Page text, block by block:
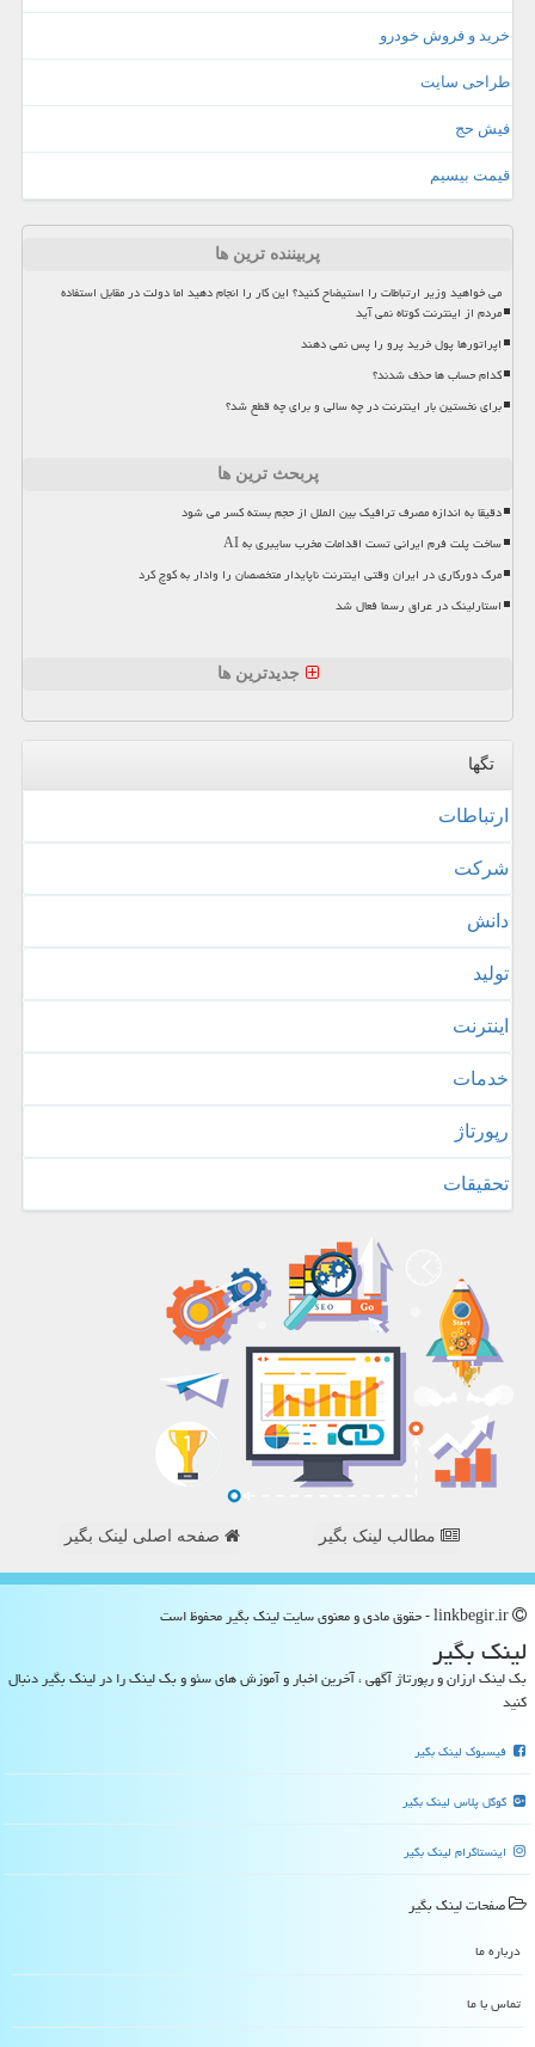
خرید و فروش خودرو
طراحی سایت
فیش حج
قیمت بیسیم
پربیننده ترین ها
می خواهید وزیر ارتباطات را استیضاح کنید؟ این کار را انجام دهید اما دولت در مقابل استفاده
مردم از اینترنت کوتاه نمی آید
اپراتورها پول خرید پرو را پس نمی دهند
کدام حساب ها حذف شدند؟
برای نخستین بار اینترنت در چه سالی و برای چه قطع شد؟
پربحث ترین ها
دقیقا به اندازه مصرف ترافیک بین الملل از حجم بسته کسر می شود
ساخت پلت فرم ایرانی تست اقدامات مخرب سایبری به AI
مرگ دورکاری در ایران وقتی اینترنت ناپایدار متخصصان را وادار به کوچ کرد
استارلینک در عراق رسما فعال شد
جدیدترین ها
تگها
ارتباطات
شركت
دانش
تولید
اینترنت
خدمات
رپورتاژ
تحقیقات
مطالب لینک بگیر صفحه اصلی لینک بگیر
لینك بگیر
بک لینک ارزان و رپورتاژ آگهی ، آخرین اخبار و آموزش های سئو و بک لینک را در لینک بگیر دنبال
کنید
فیسبوک لینک بگیر
گوگل پلاس لینک بگیر
اینستاگرام لینک بگیر
صفحات لینك بگیر
درباره ما
تماس با ما